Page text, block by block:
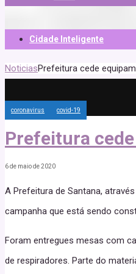
Cidade Inteligente
NoticiasPrefeitura cede
coronavirus covid-19
Prefeitura
6 de maio de 2020
A Prefeitura de Santana,
campanha que está sendo
Foram entregues mesas com
de respiradores. Parte do